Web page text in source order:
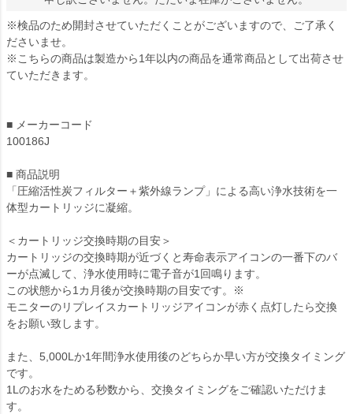
※検品のため開封させていただくことがございますので、ご了承く
ださいませ。
※こちらの商品は製造から1年以内の商品を通常商品として出荷させ
ていただきます。
■ メーカーコード
100186J
■ 商品説明
「圧縮活性炭フィルター＋紫外線ランプ」による高い浄水技術を一
体型カートリッジに凝縮。
＜カートリッジ交換時期の目安＞
カートリッジの交換時期が近づくと寿命表示アイコンの一番下のバ
ーが点滅して、浄水使用時に電子音が1回鳴ります。
この状態から1カ月後が交換時期の目安です。※
モニターのリプレイスカートリッジアイコンが赤く点灯したら交換
をお願い致します。
また、5,000Lか1年間浄水使用後のどちらか早い方が交換タイミング
です。
1Lのお水をためる秒数から、交換タイミングをご確認いただけま
す。